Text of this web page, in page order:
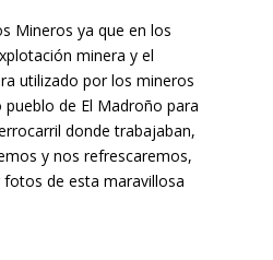
Mineros ya que en los
minera y el
utilizado por los mineros
de El Madroño para
donde trabajaban,
y nos refrescaremos,
de esta maravillosa